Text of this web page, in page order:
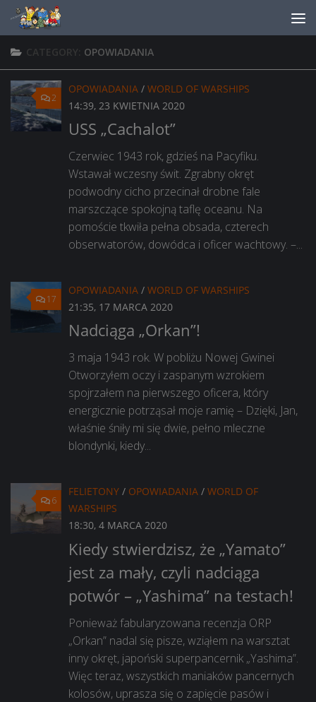
Skip to content
CATEGORY: OPOWIADANIA
2
OPOWIADANIA / WORLD OF WARSHIPS
14:39, 23 KWIETNIA 2020
USS „Cachalot”
Czerwiec 1943 rok, gdzieś na Pacyfiku.
Wstawał wczesny świt. Zgrabny okręt
podwodny cicho przecinał drobne fale
marszczące spokojną taflę oceanu. Na
pomoście tkwiła pełna obsada, czterech
obserwatorów, dowódca i oficer wachtowy. –...
17
OPOWIADANIA / WORLD OF WARSHIPS
21:35, 17 MARCA 2020
Nadciąga „Orkan”!
3 maja 1943 rok. W pobliżu Nowej Gwinei
Otworzyłem oczy i zaspanym wzrokiem
spojrzałem na pierwszego oficera, który
energicznie potrząsał moje ramię – Dzięki, Jan,
właśnie śniły mi się dwie, pełno mleczne
blondynki, kiedy...
6
FELIETONY / OPOWIADANIA / WORLD OF
WARSHIPS
18:30, 4 MARCA 2020
Kiedy stwierdzisz, że „Yamato”
jest za mały, czyli nadciąga
potwór – „Yashima” na testach!
Ponieważ fabularyzowana recenzja ORP
„Orkan” nadal się pisze, wziąłem na warsztat
inny okręt, japoński superpancernik „Yashima”.
Więc teraz, wszystkich maniaków pancernych
kolosów, uprasza się o zapięcie pasów i